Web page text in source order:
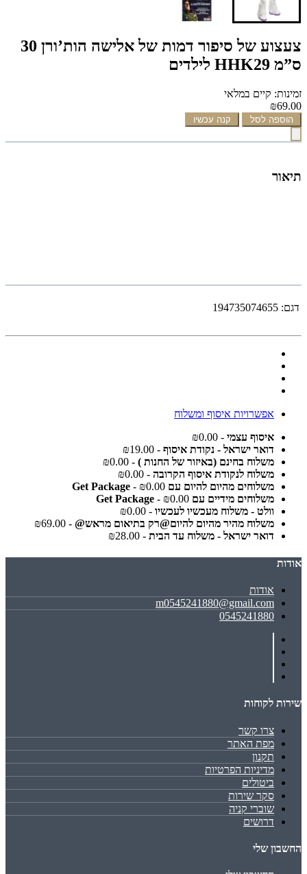
צעצוע של סיפור דמות של אלישה הות’ורן 30
ס”מ HHK29 לילדים
זמינות: קיים במלאי
₪69.00
הוספה לסל קנה עכשיו
תיאור
דגם: 194735074655
אפשרויות איסוף ומשלוח
איסוף עצמי - ₪0.00
דואר ישראל - נקודת איסוף - ₪19.00
משלוח בחינם (באיזור של החנות ) - ₪0.00
משלוח לנקודת איסוף הקרובה - ₪0.00
משלוחים מהיום להיום עם Get Package - ₪0.00
משלוחים מידיים עם Get Package - ₪0.00
וולט - משלוח מעכשיו לעכשיו - ₪0.00
משלוח מהיר מהיום להיום@רק בתיאום מראש@ - ₪69.00
דואר ישראל - משלוח עד הבית - ₪28.00
אודות
אודות
m0545241880@gmail.com
0545241880
שירות לקוחות
צרו קשר
מפת האתר
תקנון
מדיניות הפרטיות
ביטולים
סקר שירות
שוברי קניה
דרושים
החשבון שלי